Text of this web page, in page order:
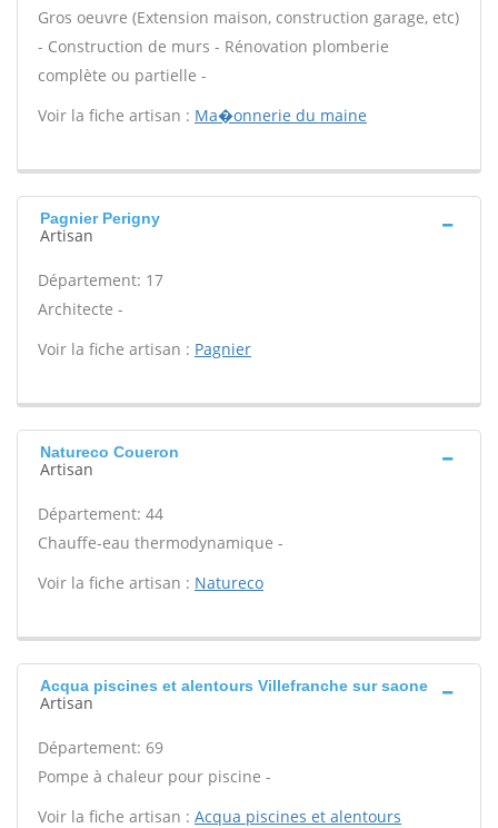
Gros oeuvre (Extension maison, construction garage, etc)
- Construction de murs - Rénovation plomberie
complète ou partielle -
Voir la fiche artisan : Ma�onnerie du maine
Pagnier Perigny
Artisan
Département: 17
Architecte -
Voir la fiche artisan : Pagnier
Natureco Coueron
Artisan
Département: 44
Chauffe-eau thermodynamique -
Voir la fiche artisan : Natureco
Acqua piscines et alentours Villefranche sur saone
Artisan
Département: 69
Pompe à chaleur pour piscine -
Voir la fiche artisan : Acqua piscines et alentours